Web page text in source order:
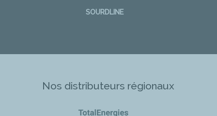
SOURDLINE
Nos distributeurs régionaux